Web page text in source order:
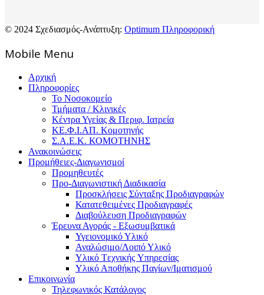
© 2024 Σχεδιασμός-Ανάπτυξη: Optimum Πληροφορική
Mοbile Menu
Αρχική
Πληροφορίες
Το Νοσοκομείο
Τμήματα / Κλινικές
Κέντρα Υγείας & Περιφ. Ιατρεία
ΚΕ.Φ.Ι.ΑΠ. Κομοτηνής
Σ.Α.Ε.Κ. ΚΟΜΟΤΗΝΗΣ
Ανακοινώσεις
Προμήθειες-Διαγωνισμοί
Προμηθευτές
Προ-Διαγωνιστική Διαδικασία
Προσκλήσεις Σύνταξης Προδιαγραφών
Κατατεθειμένες Προδιαγραφές
Διαβούλευση Προδιαγραφών
Έρευνα Αγοράς - Εξωσυμβατικά
Υγειονομικό Υλικό
Αναλώσιμο/Λοιπό Υλικό
Υλικό Tεχνικής Yπηρεσίας
Υλικό Αποθήκης Παγίων/Ιματισμού
Επικοινωνία
Τηλεφωνικός Κατάλογος